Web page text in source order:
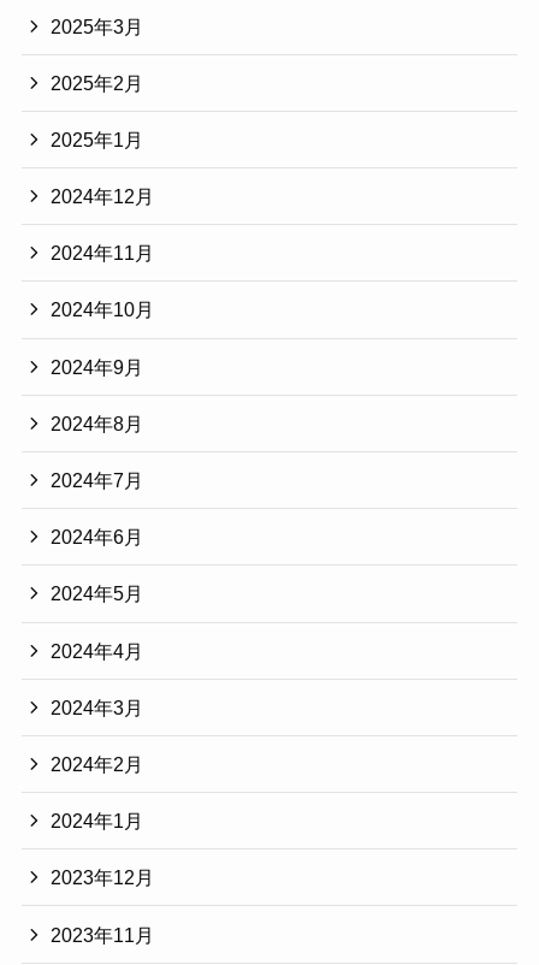
2025年3月
2025年2月
2025年1月
2024年12月
2024年11月
2024年10月
2024年9月
2024年8月
2024年7月
2024年6月
2024年5月
2024年4月
2024年3月
2024年2月
2024年1月
2023年12月
2023年11月